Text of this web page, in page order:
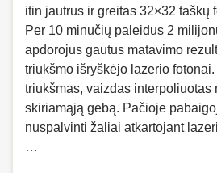
itin jautrus ir greitas 32×32 taškų
Per 10 minučių paleidus 2
apdorojus gautus matavimo
triukšmo išryškėjo lazerio
triukšmas, vaizdas interpoliuotas
skiriamąją gebą. Pačioje
nuspalvinti žaliai atkartojant
…